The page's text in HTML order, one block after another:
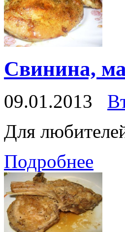
Свинина,
09.01.2013
Для
Подробнее